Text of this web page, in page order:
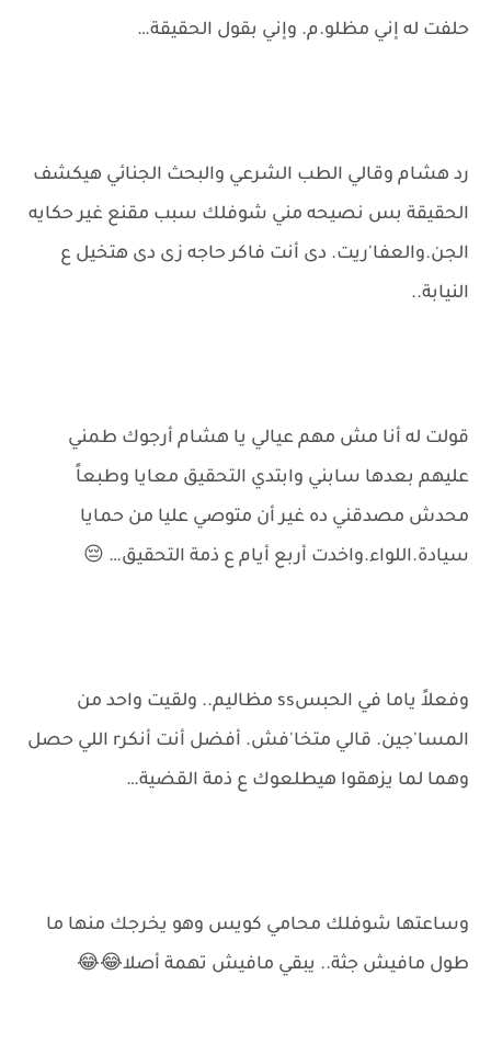
حلفت له إني مظلو.م. وإني بقول الحقيقة…
رد هشام وقالي الطب الشرعي والبحث الجنائي هيكشف
الحقيقة بس نصيحه مني شوفلك سبب مقنع غير حكايه
الجن.والعفا'ريت. دى أنت فاكر حاجه زى دى هتخيل ع
النيابة..
قولت له أنا مش مهم عيالي يا هشام أرجوك طمني
عليهم بعدها سابني وابتدي التحقيق معايا وطبعاً
محدش مصدقني ده غير أن متوصي عليا من حمايا
سيادة.اللواء.واخدت أربع أيام ع ذمة التحقيق… 😔
وفعلاً ياما في الحبسss مظاليم.. ولقيت واحد من
المسا'جين. قالي متخا'فش. أفضل أنت أنكرr اللي حصل
وهما لما يزهقوا هيطلعوك ع ذمة القضية…
وساعتها شوفلك محامي كويس وهو يخرجك منها ما
طول مافيش جثة.. يبقي مافيش تهمة أصلا😂😂